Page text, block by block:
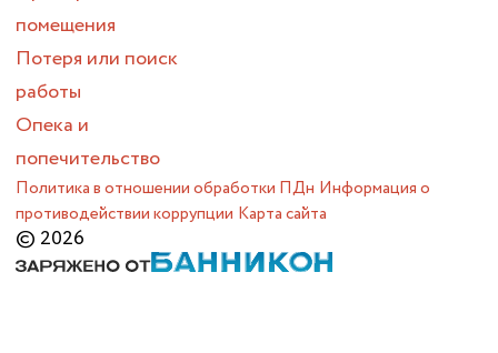
помещения
Потеря или поиск
работы
Опека и
попечительство
Политика в отношении обработки ПДн Информация о
противодействии коррупции Карта сайта
© 2026